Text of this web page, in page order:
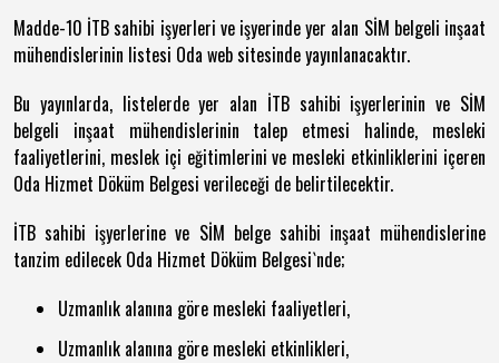
Madde-10 İTB sahibi işyerleri ve işyerinde yer alan SİM belgeli inşaat
mühendislerinin listesi Oda web sitesinde yayınlanacaktır.
Bu yayınlarda, listelerde yer alan İTB sahibi işyerlerinin ve SİM
belgeli inşaat mühendislerinin talep etmesi halinde, mesleki
faaliyetlerini, meslek içi eğitimlerini ve mesleki etkinliklerini içeren
Oda Hizmet Döküm Belgesi verileceği de belirtilecektir.
İTB sahibi işyerlerine ve SİM belge sahibi inşaat mühendislerine
tanzim edilecek Oda Hizmet Döküm Belgesi`nde;
Uzmanlık alanına göre mesleki faaliyetleri,
Uzmanlık alanına göre mesleki etkinlikleri,